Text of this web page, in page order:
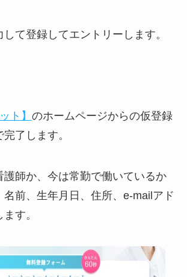
て登録してエントリーします。
ト】 のホームページからの仮登録
了します。
護師か、今は常勤で働いているか
名前、生年月日、住所、e-mailアド
す。